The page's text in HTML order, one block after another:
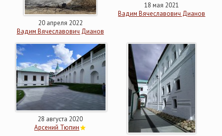
20 апреля 2022
Вадим Вячеславович Дианов
18 мая 2021
Вадим Вячеславович Дианов
28 августа 2020
Арсений Тюпин